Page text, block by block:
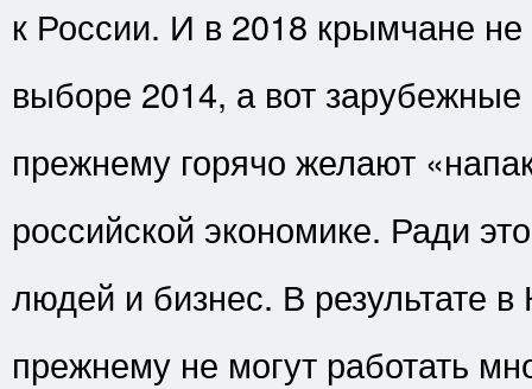
к России. И в 2018 крымчане
выборе 2014, а вот зарубежные
прежнему горячо желают
российской экономике. Ради
людей и бизнес. В результате
прежнему не могут работать